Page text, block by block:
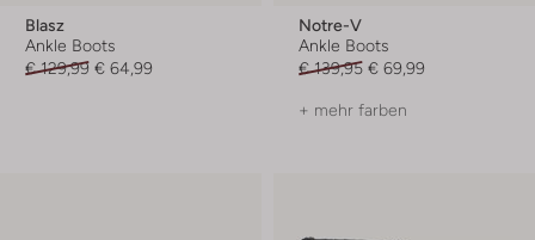
Blasz
Ankle Boots
€ 129,99 € 64,99
Notre-V
Ankle Boots
€ 139,95 € 69,99
+ mehr farben